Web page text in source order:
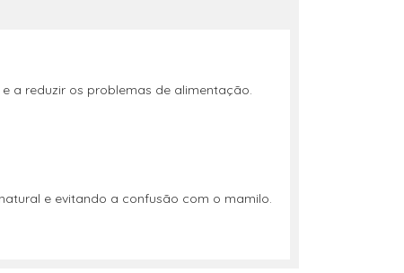
a reduzir os problemas de alimentação.
e evitando a confusão com o mamilo.